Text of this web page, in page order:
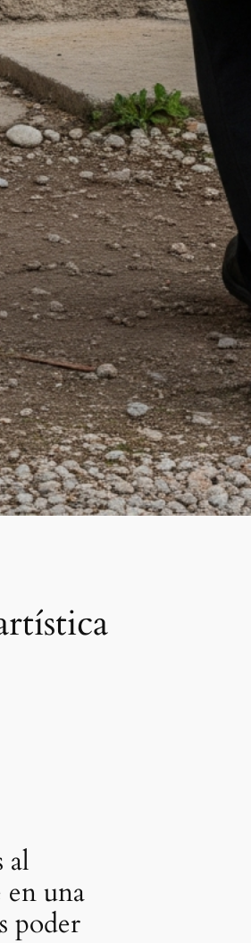
al
una
poder